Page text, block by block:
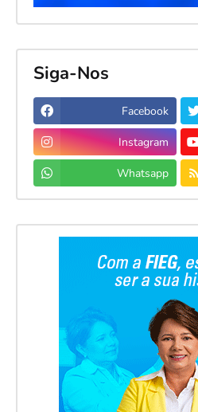
Siga-Nos
Facebook
Instagram
Whatsapp